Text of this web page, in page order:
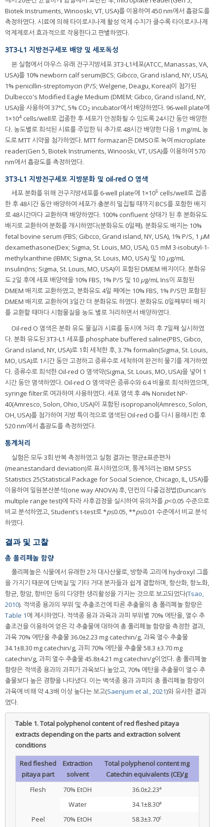
Biotek Instruments, Winooski, VT, USA)를 이용하여 450 nm에서 흡광도를
측정하였다. 시료에 의해 타이로시나제 활성 억제 수치가 클수록 타이로시나제
억제제로서 효과적으로 작용한다고 판별하였다.
3T3-L1 지방전구세포 배양 및 세포독성
본 실험에서 마우스 유래 전구지방세포 3T3-L1세포(ATCC, Manassas, VA,
USA)를 10% newborn calf serum(BCS; Gibcco, Grand island, NY, USA),
1% penicillin-streptomycin (P/S; Welgene, Deagu, Korea)이 첨가된
Dulbecco's Modified Eagle Medium (DMEM; Gibco, Grand island, NY,
USA)을 사용하여 37°C, 5% CO2 incubator에서 배양하였다. 96-well plate에
1×104 cells/well로 접종한 후 세포가 안정화될 수 있도록 24시간 동안 배양한
다. 농도별로 희석된 시료를 주입한 뒤 추가로 48시간 배양한 다음 1 mg/mL 농
도로 MTT 시약을 첨가하였다. MTT formazan은 DMSO로 녹여 microplate
reader(Gen 5, Biotek Instruments, Winooski, VT, USA)를 이용하여 570
nm에서 흡광도를 측정하였다.
3T3-L1 지방전구세포 지방분화 및 oil-red O 염색
세포 분화를 위해 전구지방세포를 6-well plate에 1×105 cells/well로 접종
한 후 48시간 동안 배양하여 세포가 충분히 밀집될 때까지 BCS를 포함한 배지
로 48시간마다 교환하며 배양하였다. 100% confluent 상태가 된 후 분화유도
배지로 교환하여 분화를 개시하였다(분화유도 0일째). 분화유도 배지는 10%
fetal bovine serum (FBS; Gibcco, Grand island, NY, USA), 1% P/S, 1 μM
dexamethasone(Dex; Sigma, St. Louis, MO, USA), 0.5 mM 3-isobutyl-1-
methylxanthine (IBMX; Sigma, St. Louis, MO, USA) 및 10 μg/mL
insulin(Ins; Sigma, St. Louis, MO, USA)이 포함된 DMEM 배지이다. 분화유
도 2일 후에 세포 배양액을 10% FBS, 1% P/S 및 10 μg/mL Ins이 포함된
DMEM 배지로 교환하였고, 분화유도 4일 째에는 10% FBS, 1% P/S만 포함된
DMEM 배지로 교환하여 3일간 더 분화유도 하였다. 분화유도 0일째부터 배지
를 교환할 때마다 시험물질을 농도 별로 처리하면서 배양하였다.
Oil-red O 염색은 분화 유도 물질과 시료를 동시에 처리 후 7일째 실시하였
다. 분화 유도된 3T3-L1 세포를 phosphate buffered saline(PBS, Gibco,
Grand island, NY, USA)로 1회 세척한 후, 3.7% formalin(Sigma, St. Louis,
MO, USA)로 1시간 동안 고정하고 증류수로 세척하여 완전히 물기를 제거하였
다. 증류수로 희석한 Oil-red O 염색약(Sigma, St. Louis, MO, USA)을 넣어 1
시간 동안 염색하였다. Oil-red O 염색약은 증류수와 6:4 비율로 희석하였으며,
syringe filter로 여과하여 사용하였다. 세포 염색 후 4% Nonidet NP-
40(Amresco, Solon, Ohio, USA)이 포함된 isopropanol(Amresco, Solon,
OH, USA)를 첨가하여 지방 특이적으로 염색된 Oil-red O를 다시 용해시킨 후
520 nm에서 흡광도를 측정하였다.
통계처리
실험은 모두 3회 반복 측정하였고 실험 결과는 평균±표준편차
(mean±standard deviation)로 표시하였으며, 통계처리는 IBM SPSS
Statistics 25(Statistical Package for Social Science, Chicago, IL, USA)를
이용하여 일원분산분석(one way ANOVA) 후, 던컨의 다중검정법(Duncan’s
multiple range test)에 따라 사후검정을 실시하여 유의차를 p<0.05 수준으로
비교 분석하였고, Student’s t-test로 *p≤0.05, **p≤0.01 수준에서 비교 분석
하였다.
결과 및 고찰
총 폴리페놀 함량
폴리페놀은 식물에서 유래한 2차 대사산물로, 방향족 고리에 hydroxyl 그룹
을 가지기 때문에 단백질 및 기타 거대 분자들과 쉽게 결합하며, 항산화, 항노화,
항균, 항암, 항비만 등의 다양한 생리활성을 가지는 것으로 보고되었다(Tsao,
2010). 적색종 용과의 부위 및 추출조건에 따른 추출물의 총 폴리페놀 함량은
Table 1에 제시하였다. 적색종 용과 과육과 과피 부위별 70% 에탄올, 열수 추
출조건을 이용하여 얻은 각 추출물에 대하여 총 폴리페놀 함량을 측정한 결과,
과육 70% 에탄올 추출물 36.0±2.23 mg catechin/g, 과육 열수 추출물
34.1±8.30 mg catechin/g, 과피 70% 에탄올 추출물 58.3 ±3.70 mg
catechin/g, 과피 열수 추출물 45.8±4.21 mg catechin/g이었다. 총 폴리페놀
함량은 적색종 용과의 과피가 과육보다 높았고, 70% 에탄올 추출물이 열수 추
출물보다 높은 경향을 나타냈다. 이는 백색종 용과 과피의 총 폴리페놀 함량이
과육에 비해 약 4.3배 이상 높다는 보고(Saenjum et al., 2021)와 유사한 결과
였다.
Table 1.Total polyphenol content of red fleshed pitaya
extracts depending on the parts and extraction solvent
conditions
Red fleshed
pitaya part
Extraction
solvent
Total polyphenol content mg
Catechin equivalents (CE)/g
Flesh
70% EtOH 36.0±2.23a
Water 34.1±8.30a
Peel 70% EtOH 58.3±3.70c